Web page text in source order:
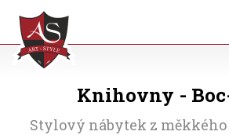
Knihovny -
Stylový nábytek z